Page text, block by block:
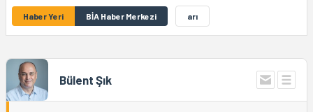
Haber Yeri BİA Haber Merkezi arı
Bülent Şık